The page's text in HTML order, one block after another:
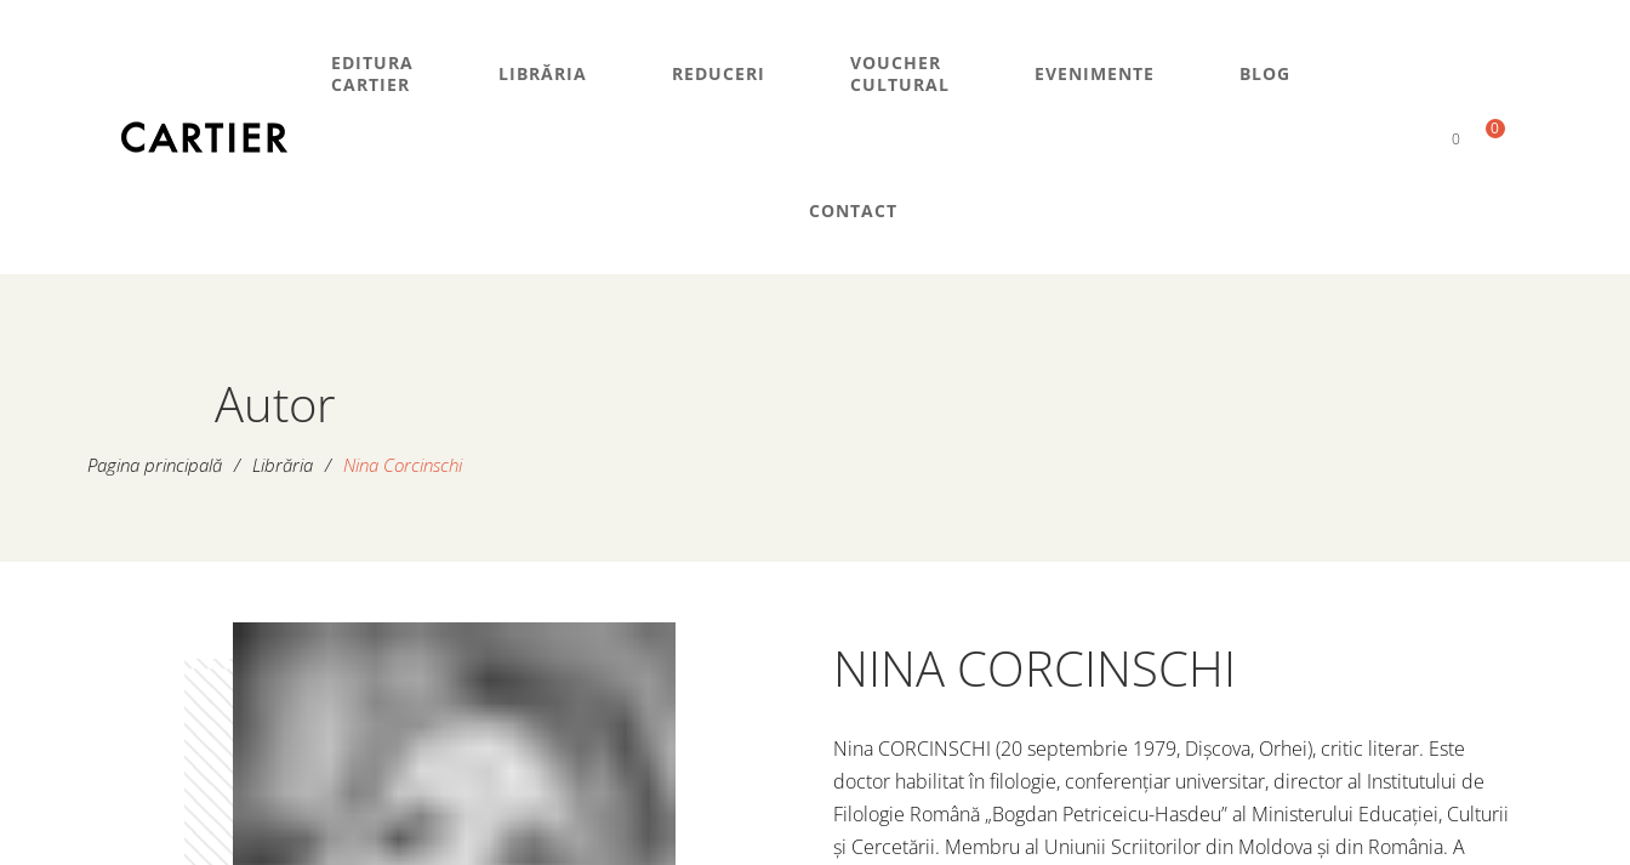
EDITURA
CARTIER
LIBRĂRIA REDUCERI
VOUCHER
CULTURAL
EVENIMENTE BLOG
CONTACT
0
0
Autor
Pagina principală / Librăria / Nina Corcinschi
NINA CORCINSCHI
Nina CORCINSCHI (20 septembrie 1979, Dișcova, Orhei), critic literar. Este
doctor habilitat în filologie, conferențiar universitar, director al Institutului de
Filologie Română „Bogdan Petriceicu-Hasdeu” al Ministerului Educației, Culturii
și Cercetării. Membru al Uniunii Scriitorilor din Moldova și din România. A